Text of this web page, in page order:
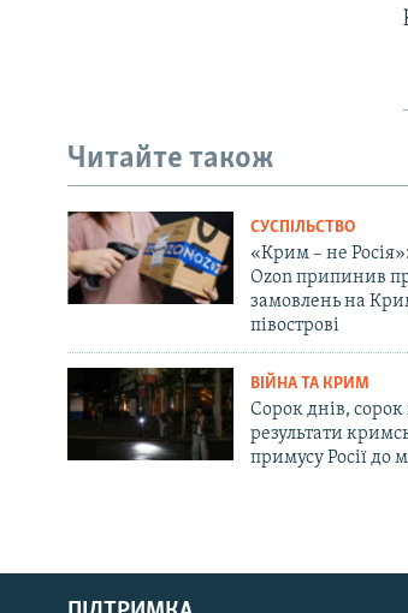
Русский
Читайте також
СУСПІЛЬСТВО
«Крим – не
Ozon припинив
замовлень на
півострові
ВІЙНА ТА КРИМ
Сорок днів,
результати
примусу Росії до